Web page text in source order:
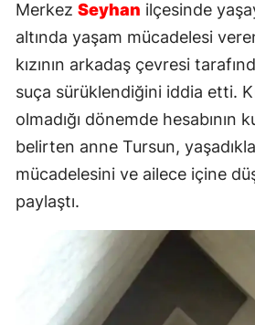
Merkez Seyhan ilçesinde
altında yaşam mücadelesi
kızının arkadaş çevresi
suça sürüklendiğini iddia etti.
olmadığı dönemde hesabının
belirten anne Tursun,
mücadelesini ve ailece içine
paylaştı.